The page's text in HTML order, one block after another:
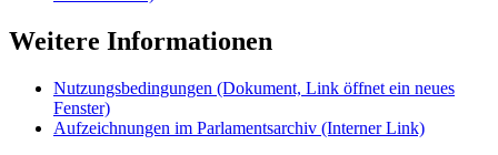
Weitere Informationen
Nutzungsbedingungen (Dokument, Link öffnet ein neues
Fenster)
Aufzeichnungen im Parlamentsarchiv (Interner Link)